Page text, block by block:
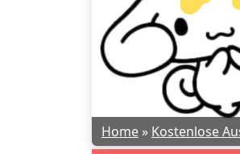
Home » Kostenlose